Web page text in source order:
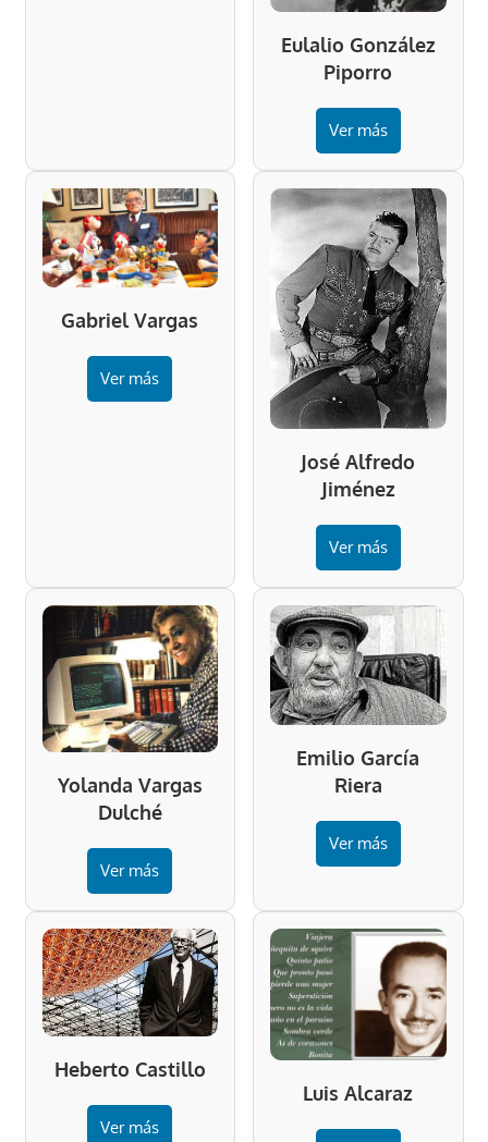
Eulalio González
Piporro
Ver más
Gabriel Vargas
Ver más
José Alfredo
Jiménez
Ver más
Yolanda Vargas
Dulché
Ver más
Emilio García
Riera
Ver más
Heberto Castillo
Ver más
Luis Alcaraz